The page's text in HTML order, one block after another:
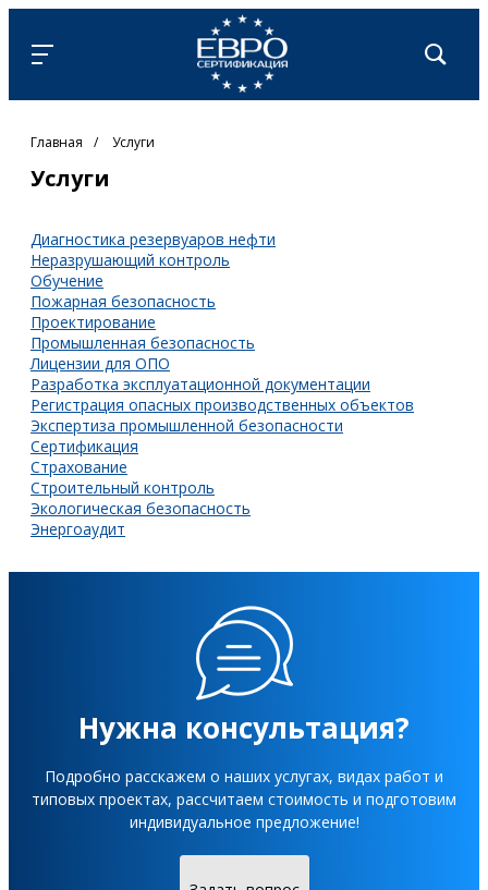
Главная / Услуги
Услуги
Диагностика резервуаров нефти
Неразрушающий контроль
Обучение
Пожарная безопасность
Проектирование
Промышленная безопасность
Лицензии для ОПО
Разработка эксплуатационной документации
Регистрация опасных производственных объектов
Экспертиза промышленной безопасности
Сертификация
Страхование
Строительный контроль
Экологическая безопасность
Энергоаудит
Нужна консультация?
Подробно расскажем о наших услугах, видах работ и
типовых проектах, рассчитаем стоимость и подготовим
индивидуальное предложение!